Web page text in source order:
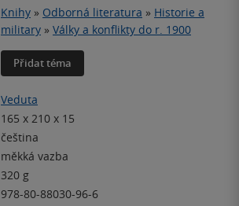
Knihy » Odborná literatura » Historie a
military » Války a konflikty do r. 1900
Přidat téma
Veduta
165 x 210 x 15
čeština
měkká vazba
320 g
978-80-88030-96-6